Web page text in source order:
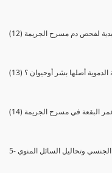
لفحص دم مسرح الجريمة
الدموية أصلها بشر أوحيوان ؟
البقعة في مسرح الجريمة
الجنسي وتحاليل السائل المنوي